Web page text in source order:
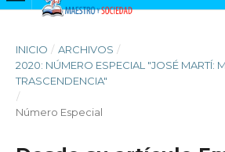
INICIO / ARCHIVOS /
2020: NÚMERO ESPECIAL "JOSÉ MARTÍ:
TRASCENDENCIA"
/
Número Especial